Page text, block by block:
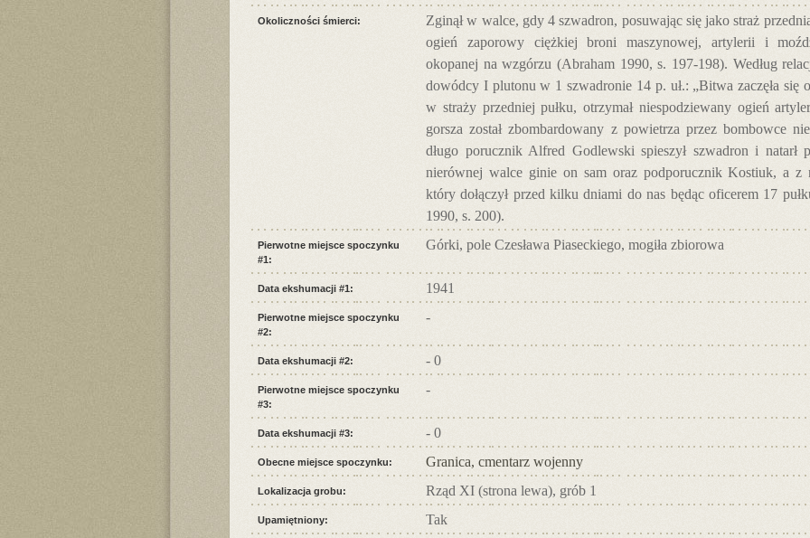
Okoliczności śmierci:
Zginął w walce, gdy 4 szwadron, posuwając się jako straż
ogień zaporowy ciężkiej broni maszynowej, artylerii i
okopanej na wzgórzu (Abraham 1990, s. 197-198). Według
dowódcy I plutonu w 1 szwadronie 14 p. uł.: „Bitwa zaczęła się
w straży przedniej pułku, otrzymał niespodziewany ogień
gorsza został zbombardowany z powietrza przez bombowce
długo porucznik Alfred Godlewski spieszył szwadron i natarł
nierównej walce ginie on sam oraz podporucznik Kostiuk, a z
który dołączył przed kilku dniami do nas będąc oficerem 17
1990, s. 200).
Pierwotne miejsce spoczynku
#1:
Górki, pole Czesława Piaseckiego, mogiła zbiorowa
Data ekshumacji #1: 1941
Pierwotne miejsce spoczynku
#2:
-
Data ekshumacji #2: - 0
Pierwotne miejsce spoczynku
#3:
-
Data ekshumacji #3: - 0
Obecne miejsce spoczynku: Granica, cmentarz wojenny
Lokalizacja grobu: Rząd XI (strona lewa), grób 1
Upamiętniony: Tak